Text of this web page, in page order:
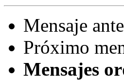
Mensaje
Próximo
Mensajes